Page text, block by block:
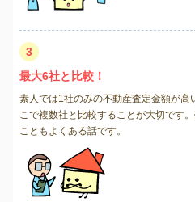
3
最大6社と比較！
素人では1社のみの不動産査定金額が高
こで複数社と比較することが大切です
こともよくある話です。